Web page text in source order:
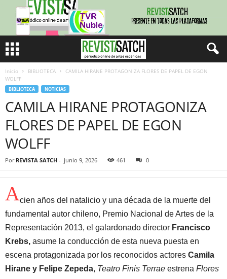
Inicio BIBLIOTECA
CAMILA HIRANE PROTAGONIZA FLORES DE PAPEL DE EGON
WOLFF
BIBLIOTECA NOTICIAS
CAMILA HIRANE PROTAGONIZA
FLORES DE PAPEL DE EGON
WOLFF
Por REVISTA SATCH - junio 9, 2026 461 0
Acien años del natalicio y una década de la muerte del
fundamental autor chileno, Premio Nacional de Artes de la
Representación 2013, el galardonado director Francisco
Krebs, asume la conducción de esta nueva puesta en
escena protagonizada por los reconocidos actores Camila
Hirane y Felipe Zepeda, Teatro Finis Terrae estrena Flores